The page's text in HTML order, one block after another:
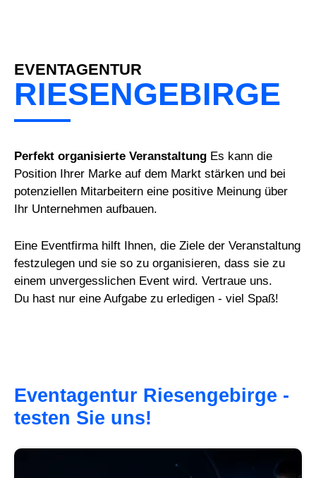
EVENTAGENTUR
RIESENGEBIRGE
Perfekt organisierte Veranstaltung Es kann die
Position Ihrer Marke auf dem Markt stärken und bei
potenziellen Mitarbeitern eine positive Meinung über
Ihr Unternehmen aufbauen.
Eine Eventfirma hilft Ihnen, die Ziele der Veranstaltung
festzulegen und sie so zu organisieren, dass sie zu
einem unvergesslichen Event wird. Vertraue uns.
Du hast nur eine Aufgabe zu erledigen - viel Spaß!
Eventagentur Riesengebirge -
testen Sie uns!